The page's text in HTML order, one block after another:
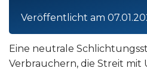
Veröffentlicht am
Eine neutrale
Verbrauchern, die Streit